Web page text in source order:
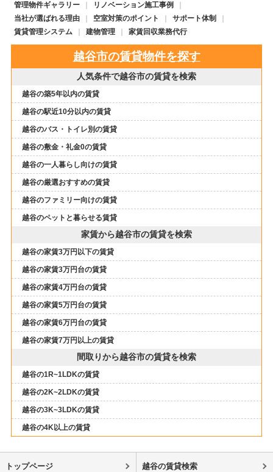
管理物件ギャラリー
リノベーション施工事例
当社が選ばれる理由
空室対策のポイント
サポート体制
賃貸管理システム
建物管理 家賃回収業務代行
越谷市の賃貸物件を探す
人気条件で越谷市の賃貸を検索
越谷の築5年以内の賃貸
越谷の駅近10分以内の賃貸
越谷のバス・トイレ別の賃貸
越谷の敷金・礼金0の賃貸
越谷の一人暮らし向けの賃貸
越谷の厳選おすすめの賃貸
越谷のファミリー向けの賃貸
越谷のペットと暮らせる賃貸
家賃から越谷市の賃貸を検索
越谷の家賃3万円以下の賃貸
越谷の家賃3万円台の賃貸
越谷の家賃4万円台の賃貸
越谷の家賃5万円台の賃貸
越谷の家賃6万円台の賃貸
越谷の家賃7万円以上の賃貸
間取りから越谷市の賃貸を検索
越谷の1R~1LDKの賃貸
越谷の2K~2LDKの賃貸
越谷の3K~3LDKの賃貸
越谷の4K以上の賃貸
トップページ 越谷の賃貸検索